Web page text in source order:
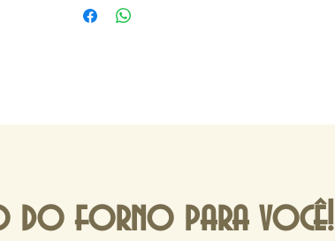
do forno para você!